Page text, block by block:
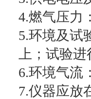
4.燃气压力
5.环境及试
上；试验
6.环境气流
7.仪器应放